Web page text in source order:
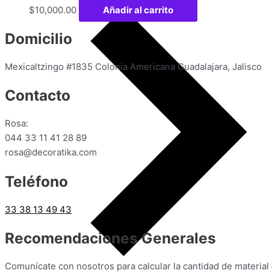
$10,000.00 Añadir al carrito
Domicilio
Mexicaltzingo #1835 Colonia Americana Guadalajara, Jalisco
Contacto
Rosa:
044 33 11 41 28 89
rosa@decoratika.com
Teléfono
33 38 13 49 43
Recomendaciones Generales
Comunícate con nosotros para calcular la cantidad de